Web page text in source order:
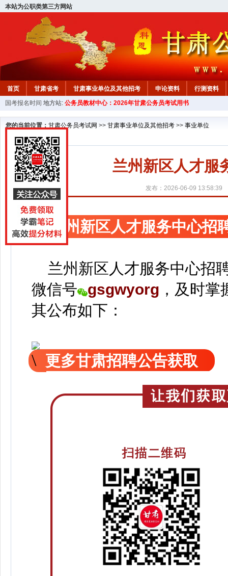
本站为公职类第三方网站
首页 甘肃省考 甘肃事业单位及其他招考 申论资料
行测资料
国考报名时间 地方站: 公务员教材中心：2026年甘肃公务员考试用书
您的当前位置： 甘肃公务员考试网 >> 甘肃事业单位及其他招考 >> 事业单位
兰州新区人才服
发布：2026-06-09 13:58:39
兰州新区人才服务中心招
兰州新区人才服务中心招
微信号
gsgwyorg ， 及时掌
其公布如下：
更多甘肃招聘公告获取